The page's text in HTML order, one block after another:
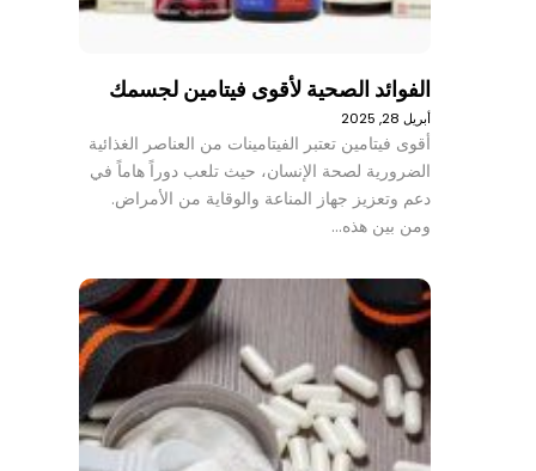
الفوائد الصحية لأقوى فيتامين لجسمك
أبريل 28, 2025
أقوى فيتامين تعتبر الفيتامينات من العناصر الغذائية
الضرورية لصحة الإنسان، حيث تلعب دوراً هاماً في
دعم وتعزيز جهاز المناعة والوقاية من الأمراض.
ومن بين هذه…